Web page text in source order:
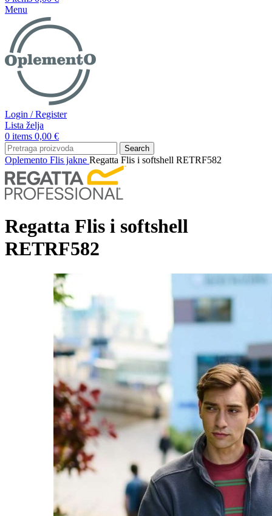
Menu
Login / Register
Lista želja
0 items 0,00 €
Search
Oplemento Flis jakne Regatta Flis i softshell RETRF582
Regatta Flis i softshell
RETRF582